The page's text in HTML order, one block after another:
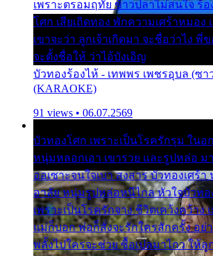
เพราะตรอมฤทัย ข้าวปลาไม่สนใจ ร้อ
โศก เสียเถิดทอง พักความเศร้าหมอง
เขาจะว่า ลูกเจ้าเกิดมา จะชื่อว่าไง พี่
จะตั้งชื่อให้ ว่าไอ้บังเอิญ
บัวทองร้องไห้ - เทพพร เพชรอุบล (ซ
(KARAOKE)
91 views • 06.07.2569
บัวทองโศก เพราะเป็นโรครักรุม ใน
หนุ่มหลอกเอา เขารวย และรูปหล่อ ม
ออเซาะจนใจเบา สงสาร บัวทองเศร้า
อาลัย หนุ่มรูปหล่อหนีไกล หัวใจบัวทอ
เพราะเป็นโรครักจาง ชีวิตเคว้งคว้าง
แม่ก็บอก พ่อก็สั่งจะรักใครสักครั้ง อย่
พลั้งไปใครจะช่วย ซื้อเปลมาไกว ให้ลู